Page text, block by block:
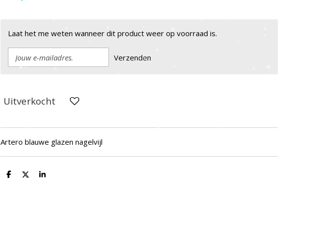
Laat het me weten wanneer dit product weer op voorraad is.
Verzenden
Uitverkocht
Artero blauwe glazen nagelvijl
D
D
S